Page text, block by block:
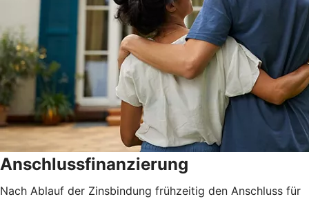
Anschlussfinanzierung
Nach Ablauf der Zinsbindung frühzeitig den Anschluss für